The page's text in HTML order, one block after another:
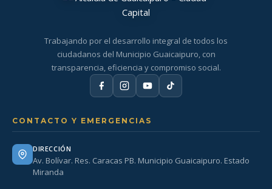
Trabajando por el desarrollo integral de todos los
ciudadanos del Municipio Guaicaipuro, con
transparencia, eficiencia y compromiso social.
CONTACTO Y EMERGENCIAS
DIRECCIÓN
Av. Bolívar. Res. Caracas PB. Municipio Guaicaipuro. Estado
Miranda